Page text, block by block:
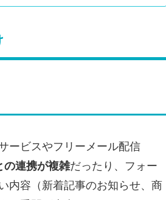
ービスやフリーメール配信
連携が複雑だったり、フォー
内容（新着記事のお知らせ、商